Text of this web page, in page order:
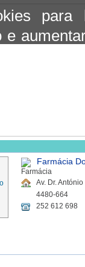
para
e
Farmácia
Av. Dr.
4480-664
252 612 698